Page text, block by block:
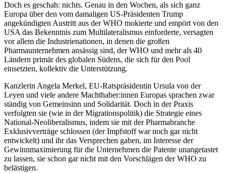
Doch es geschah: nichts. Genau in den Wochen, als sich ganz
Europa über den vom damaligen US-Präsidenten Trump
angekündigten Austritt aus der WHO mokierte und empört von den
USA das Bekenntnis zum Multilateralismus einforderte, versagten
vor allem die Industrienationen, in denen die großen
Pharmaunternehmen ansässig sind, der WHO und mehr als 40
Ländern primär des globalen Südens, die sich für den Pool
einsetzten, kollektiv die Unterstützung.
Kanzlerin Angela Merkel, EU-Ratspräsidentin Ursula von der
Leyen und viele andere Machthaber:innen Europas sprachen zwar
ständig von Gemeinsinn und Solidarität. Doch in der Praxis
verfolgten sie (wie in der Migrationspolitik) die Strategie eines
National-Neoliberalismus, indem sie mit der Pharmabranche
Exklusivverträge schlossen (der Impfstoff war noch gar nicht
entwickelt) und ihr das Versprechen gaben, im Interesse der
Gewinnmaximierung für die Unternehmen die Patente unangetastet
zu lassen, sie schon gar nicht mit den Vorschlägen der WHO zu
belästigen.